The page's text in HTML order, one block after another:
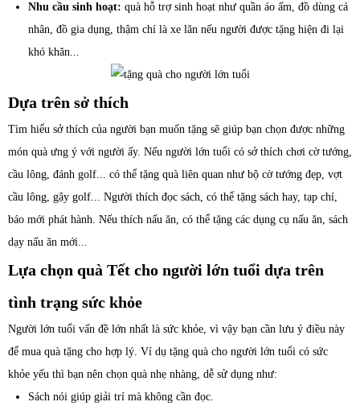
Nhu cầu sinh hoạt: quà hỗ trợ sinh hoạt như quần áo ấm, đồ dùng cá
nhân, đồ gia dụng, thậm chí là xe lăn nếu người được tặng hiện đi lại
khó khăn...
Dựa trên sở thích
Tìm hiểu sở thích của người bạn muốn tặng sẽ giúp bạn chọn được những
món quà ưng ý với người ấy. Nếu người lớn tuổi có sở thích chơi cờ tướng,
cầu lông, đánh golf... có thể tặng quà liên quan như bộ cờ tướng đẹp, vợt
cầu lông, gậy golf... Người thích đọc sách, có thể tặng sách hay, tạp chí,
báo mới phát hành. Nếu thích nấu ăn, có thể tặng các dụng cụ nấu ăn, sách
dạy nấu ăn mới...
Lựa chọn quà Tết cho người lớn tuổi dựa trên
tình trạng sức khỏe
Người lớn tuổi vấn đề lớn nhất là sức khỏe, vì vậy bạn cần lưu ý điều này
để mua quà tặng cho hợp lý. Ví dụ tặng quà cho người lớn tuổi có sức
khỏe yếu thì bạn nên chọn quà nhẹ nhàng, dễ sử dụng như:
Sách nói giúp giải trí mà không cần đọc.